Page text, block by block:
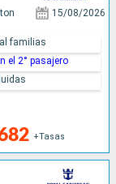
15/08/2026
+Tasas
familias
el 2° pasajero